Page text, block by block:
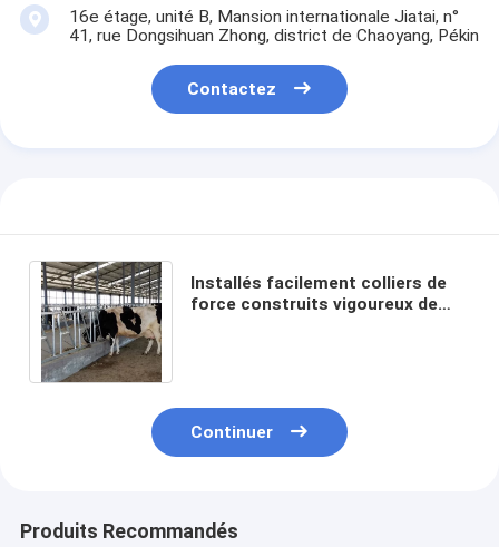
16e étage, unité B, Mansion internationale Jiatai, n°
41, rue Dongsihuan Zhong, district de Chaoyang, Pékin
Contactez
Installés facilement colliers de
force construits vigoureux de
Continuer
Produits Recommandés